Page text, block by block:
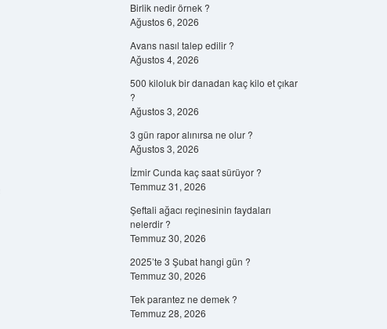
Birlik nedir örnek ?
Ağustos 6, 2026
Avans nasıl talep edilir ?
Ağustos 4, 2026
500 kiloluk bir danadan kaç kilo et çıkar
?
Ağustos 3, 2026
3 gün rapor alınırsa ne olur ?
Ağustos 3, 2026
İzmir Cunda kaç saat sürüyor ?
Temmuz 31, 2026
Şeftali ağacı reçinesinin faydaları
nelerdir ?
Temmuz 30, 2026
2025’te 3 Şubat hangi gün ?
Temmuz 30, 2026
Tek parantez ne demek ?
Temmuz 28, 2026